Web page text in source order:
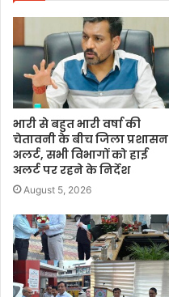
भारी से बहुत भारी वर्षा की
चेतावनी के बीच जिला प्रशासन
अलर्ट, सभी विभागों को हाई
अलर्ट पर रहने के निर्देश
August 5, 2026